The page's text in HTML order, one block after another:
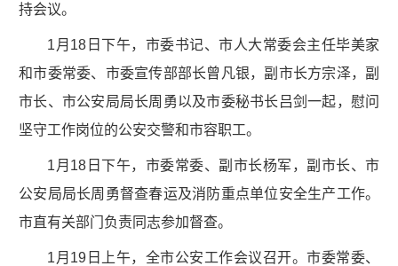
持会议。
1月18日下午，市委书记、市人大常委会主任毕美家
和市委常委、市委宣传部部长曾凡银，副市长方宗泽，副
市长、市公安局局长周勇以及市委秘书长吕剑一起，慰问
坚守工作岗位的公安交警和市容职工。
1月18日下午，市委常委、副市长杨军，副市长、市
公安局局长周勇督查春运及消防重点单位安全生产工作。
市直有关部门负责同志参加督查。
1月19日上午，全市公安工作会议召开。市委常委、